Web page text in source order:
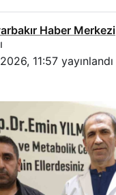
Haber Merkezi
11:57 yayınlandı